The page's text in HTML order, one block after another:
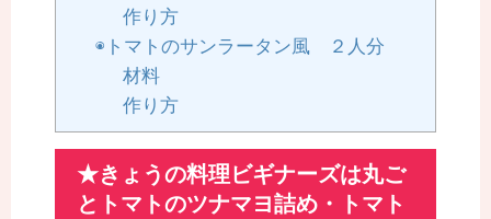
作り方
◉トマトのサンラータン風 ２人分
材料
作り方
★きょうの料理ビギナーズは丸ご
とトマトのツナマヨ詰め・トマト